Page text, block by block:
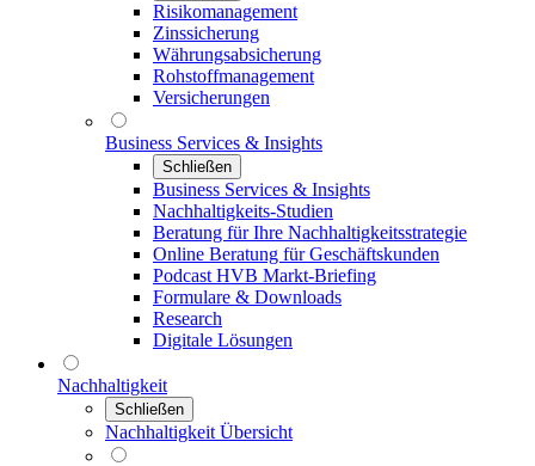
Risikomanagement
Zinssicherung
Währungsabsicherung
Rohstoffmanagement
Versicherungen
Business Services & Insights
Schließen
Business Services & Insights
Nachhaltigkeits-Studien
Beratung für Ihre Nachhaltigkeitsstrategie
Online Beratung für Geschäftskunden
Podcast HVB Markt-Briefing
Formulare & Downloads
Research
Digitale Lösungen
Nachhaltigkeit
Schließen
Nachhaltigkeit Übersicht